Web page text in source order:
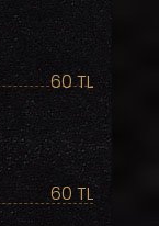
60 TL
60 TL